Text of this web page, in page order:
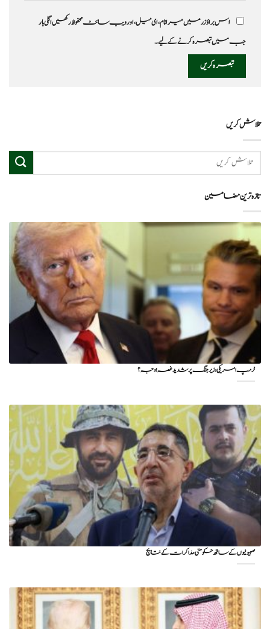
اس براؤزر میں میرا نام، ای میل، اور ویب سائٹ محفوظ رکھیں اگلی بار
جب میں تبصرہ کرنے کےلیے۔
تلاش کریں
تازہ ترین مضامین
ٹرمپ امریکی وزیر جنگ پر شدید غصہ؛ وجہ ؟
صہیونیوں کے ساتھ حکومتی مذاکرات کے نتایج